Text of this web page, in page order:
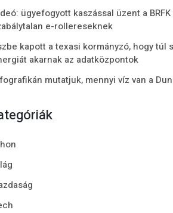
ügyefogyott kaszással üzent a BRFK
e-rollereseknek
kapott a texasi kormányzó, hogy túl
akarnak az adatközpontok
mutatjuk, mennyi víz van a